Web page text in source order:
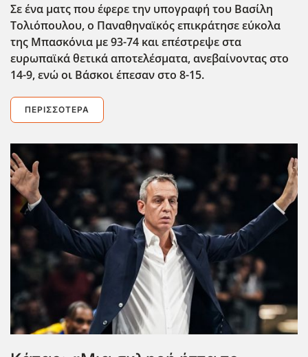
Σε ένα ματς που έφερε την υπογραφή του Βασίλη
Τολιόπουλου, ο Παναθηναϊκός επικράτησε εύκολα
της Μπασκόνια με 93-74 και επέστρεψε στα
ευρωπαϊκά θετικά αποτελέσματα, ανεβαίνοντας στο
14-9, ενώ οι Βάσκοι έπεσαν στο 8-15.
ΠΕΡΙΣΣΌΤΕΡΑ